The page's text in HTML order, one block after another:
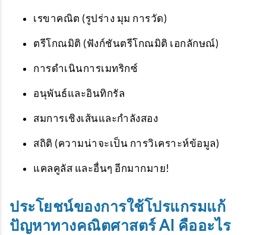
เรขาคณิต (รูปร่าง มุม การวัด)
ตรีโกณมิติ (ฟังก์ชันตรีโกณมิติ เอกลักษณ์)
การดำเนินการเมทริกซ์
อนุพันธ์และอินทิกรัล
สมการเชิงเส้นและกำลังสอง
สถิติ (ความน่าจะเป็น การวิเคราะห์ข้อมูล)
แคลคูลัส และอื่นๆ อีกมากมาย!
ประโยชน์ของการใช้โปรแกรมแก้
ปัญหาทางคณิตศาสตร์ AI คืออะไร